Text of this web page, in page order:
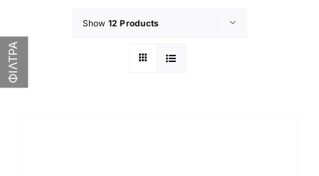
Κατασκευαστής
Show 12 Products
ΦΙΛΤΡΑ